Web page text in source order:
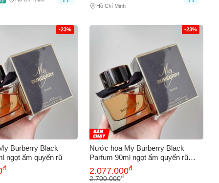
Hồ Chí Minh
-23%
Burberry Black
ngọt ấm quyến rũ
đ
-23%
Nước hoa My Burberry Black
Parfum 90ml ngọt ấm quyến rũ
655395
2.077.000đ
2.700.000đ